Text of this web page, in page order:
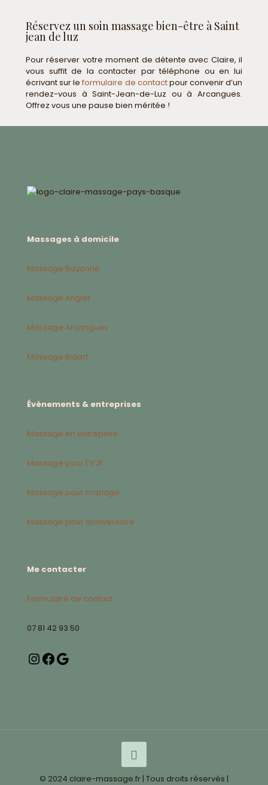
Réservez un soin massage bien-être à Saint
jean de luz
Pour réserver votre moment de détente avec Claire, il
vous suffit de la contacter par téléphone ou en lui
écrivant sur leformulaire de contactpour convenir d’un
rendez-vous à Saint-Jean-de-Luz ou à Arcangues.
Offrez vous une pause bien méritée !
Massages à domicile
Massage Bayonne
Massage Anglet
Massage Arcangues
Massage Bidart
Évènements & entreprises
Massage en entreprise
Massage pour EVJF
Massage pour mariage
Massage pour anniversaire
Me contacter
Formulaire de contact
07 81 42 93 50
© 2024 claire-massage.fr | Tous droits réservés |